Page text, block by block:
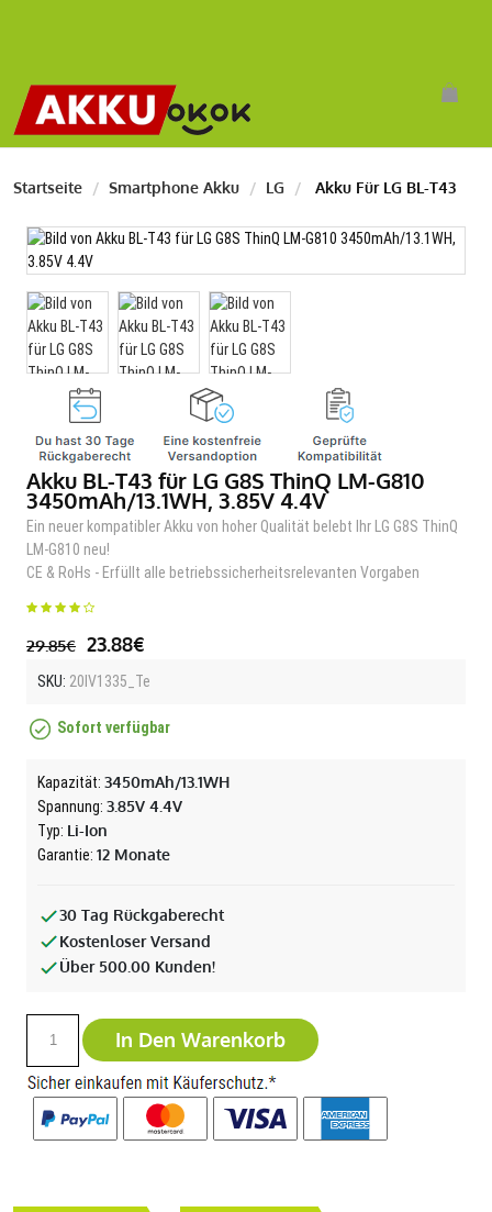
Startseite Smartphone Akku LG Akku Für LG BL-T43
Akku BL-T43 für LG G8S ThinQ LM-G810
3450mAh/13.1WH, 3.85V 4.4V
Ein neuer kompatibler Akku von hoher Qualität belebt Ihr LG G8S ThinQ
LM-G810 neu!
CE & RoHs - Erfüllt alle betriebssicherheitsrelevanten Vorgaben
29.85€ 23.88€
SKU: 20IV1335_Te
Sofort verfügbar
Kapazität: 3450mAh/13.1WH
Spannung: 3.85V 4.4V
Typ: Li-Ion
Garantie: 12 Monate
30 Tag Rückgaberecht
Kostenloser Versand
Über 500.00 Kunden!
In Den Warenkorb